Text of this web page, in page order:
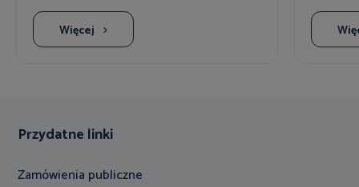
Więcej
Przydatne linki
Zamówienia publiczne